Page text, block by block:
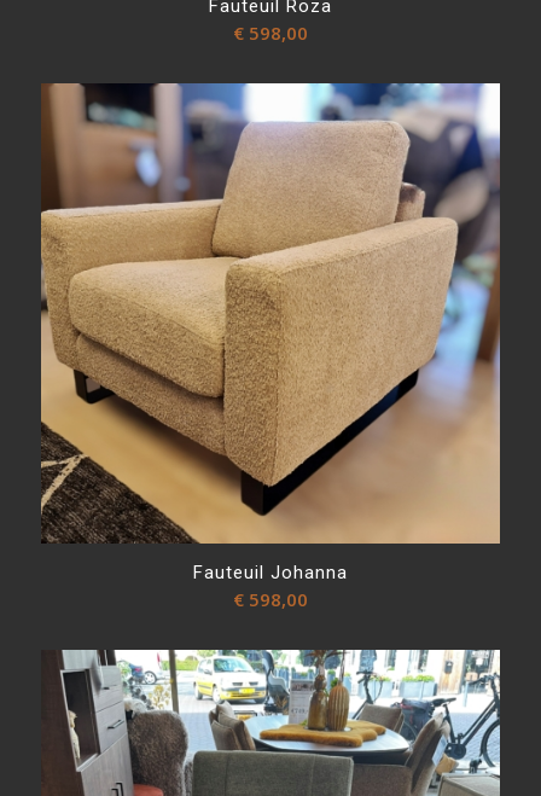
Fauteuil Roza
€598,00
Fauteuil Johanna
€598,00